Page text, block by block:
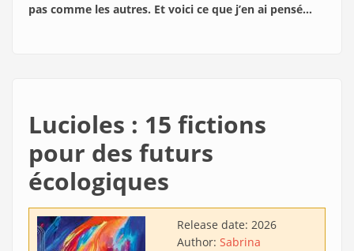
pas comme les autres. Et voici ce que j’en ai pensé…
Lucioles : 15 fictions
pour des futurs
écologiques
Release date: 2026
Author: Sabrina